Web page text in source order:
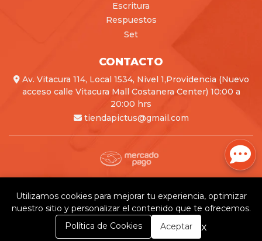
Escritura
Respuestos
Set
CONTACTO
Av. Vitacura 114, Local 1534, Nivel 1,Providencia (Nuevo
acceso calle Vitacura Mall Costanera Center) 10:00 a
20:00 hrs
tiendapictus@gmail.com
Creado porBsale
0
Utilizamos cookies para mejorar tu experiencia, optimizar
nuestro sitio y personalizar el contenido que te ofrecemos.
Política de Cookies
Aceptar x